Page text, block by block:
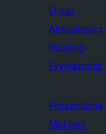
O nas
Aktualności
Hosting
Prywatność
Prezentacja
Motywy